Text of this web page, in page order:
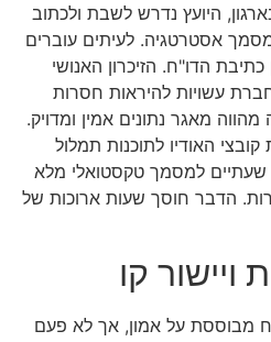
היועץ נדרש לשבת ולכתוב
אסטרטגיה. לעיתים עוברים
הדו"ח. הזיכרון האנושי
עשויות להיראות חסרות
מאגר נתונים אמין ומדויק.
האודיו לתוכנות תמלול
שעתיים למסמך טקסטואלי מלא
הדבר חוסך שעות ארוכות של
ויישור קו
מבוססת על אמון, אך לא פעם